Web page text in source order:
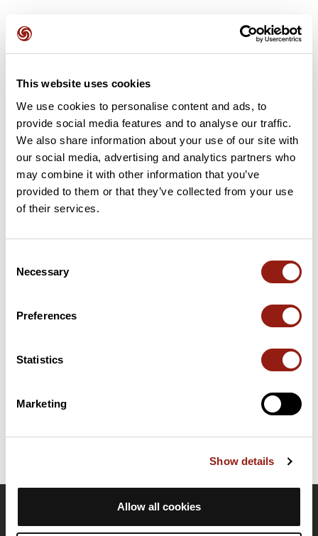
This website uses cookies
We use cookies to personalise content and ads, to
provide social media features and to analyse our traffic.
We also share information about your use of our site with
our social media, advertising and analytics partners who
may combine it with other information that you’ve
provided to them or that they’ve collected from your use
of their services.
Selection
Necessary
Preferences
Statistics
Marketing
Show details
Allow all cookies
Soyez le premier à ajouter un avis !
Cols le long du parcours
54 km
Résumé
Bellerive-sur-Allier. Il présente une ascension cumulée de plus
de 1210m. Prévoyez environ 4 heures et 39 minutes pour
Dernière modification de la fiche parcours: 6 avril 2026 à 15:29:48.
Identifiant du parcours: 23630684
OpenRunner